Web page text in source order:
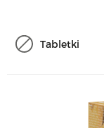
Tabletki